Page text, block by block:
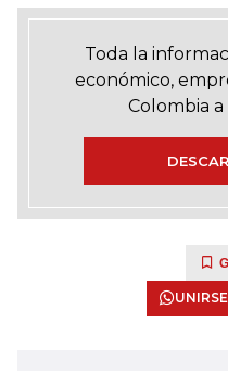
Toda la
económico,
Colombia